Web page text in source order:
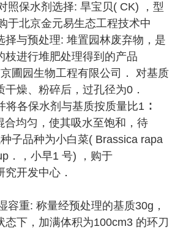
照保水剂选择: 旱宝贝( CK) ，型
于北京金元易生态工程技术中
择与预处理: 堆置园林废弃物，是
枝进行堆肥处理得到的产品
京圃园生物工程有限公司． 对基质
燥、粉碎后，过孔径为0．
将各保水剂与基质按质量比1 ∶
合均匀，使其吸水至饱和，待
子品种为小白菜( Brassica rapa
．，小早1 号) ，购于
开发中心．
容重: 称量经预处理的基质30g，
态下，加满体积为100cm3 的环刀